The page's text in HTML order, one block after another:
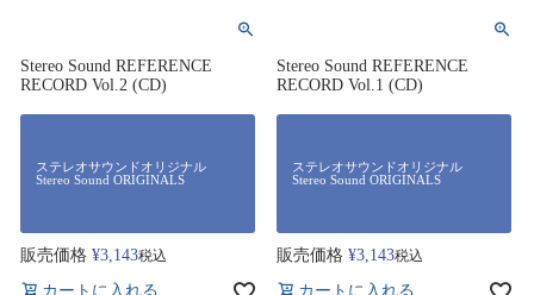
Stereo Sound REFERENCE
RECORD Vol.2 (CD)
ステレオサウンドオリジナル
Stereo Sound ORIGINALS
販売価格 ¥3,143税込
カートに入れる
Stereo Sound REFERENCE
RECORD Vol.1 (CD)
ステレオサウンドオリジナル
Stereo Sound ORIGINALS
販売価格 ¥3,143税込
カートに入れる